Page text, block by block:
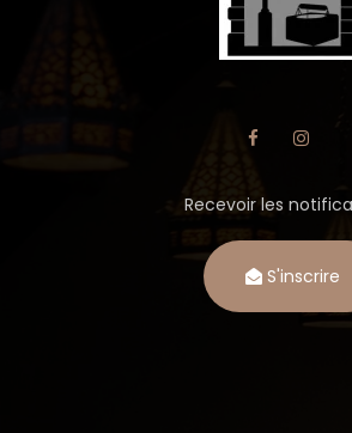
Recevoir les
S'inscrire